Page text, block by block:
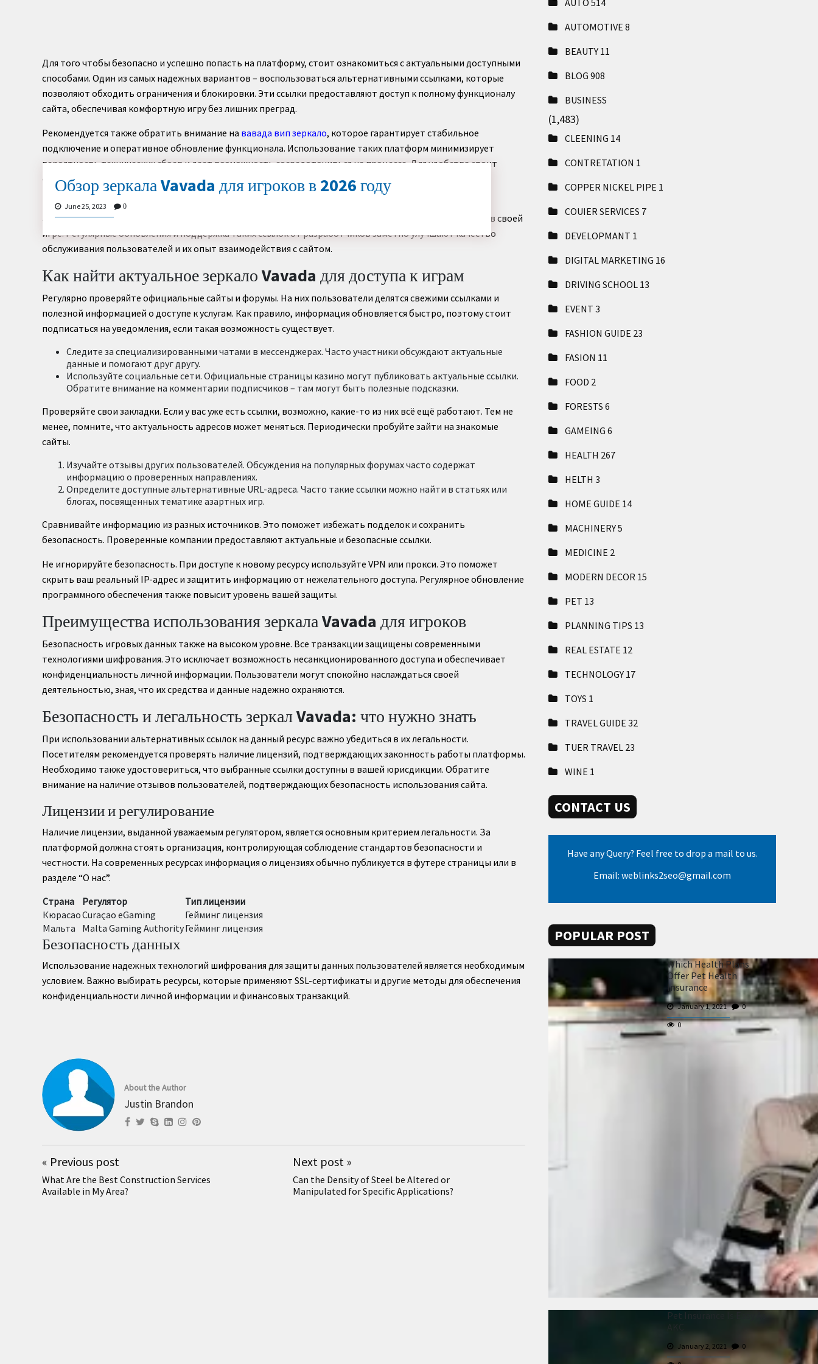
Обзор зеркала Vavada для игроков в 2026 году
June 25, 2023 0
Для того чтобы безопасно и успешно попасть на платформу, стоит ознакомиться с актуальными доступными
способами. Один из самых надежных вариантов – воспользоваться альтернативными ссылками, которые
позволяют обходить ограничения и блокировки. Эти ссылки предоставляют доступ к полному функционалу
сайта, обеспечивая комфортную игру без лишних преград.
Рекомендуется также обратить внимание на вавада вип зеркало, которое гарантирует стабильное
подключение и оперативное обновление функционала. Использование таких платформ минимизирует
вероятность технических сбоев и дает возможность сосредоточиться на процессе. Для удобства стоит
сохранять доступные ссылки на свои устройства, что позволяет избежать задержек при входе.
Проанализировав различные источники информации, можно отметить, что актуальность таких
альтернативных ресурсов продолжает расти. Это особенно важно для тех, кто ценит непрерывность в своей
игре. Регулярные обновления и поддержка таких ссылок от разработчиков заметно улучшают качество
обслуживания пользователей и их опыт взаимодействия с сайтом.
Как найти актуальное зеркало Vavada для доступа к играм
Регулярно проверяйте официальные сайты и форумы. На них пользователи делятся свежими ссылками и
полезной информацией о доступе к услугам. Как правило, информация обновляется быстро, поэтому стоит
подписаться на уведомления, если такая возможность существует.
Следите за специализированными чатами в мессенджерах. Часто участники обсуждают актуальные
данные и помогают друг другу.
Используйте социальные сети. Официальные страницы казино могут публиковать актуальные ссылки.
Обратите внимание на комментарии подписчиков – там могут быть полезные подсказки.
Проверяйте свои закладки. Если у вас уже есть ссылки, возможно, какие-то из них всё ещё работают. Тем не
менее, помните, что актуальность адресов может меняться. Периодически пробуйте зайти на знакомые
сайты.
Изучайте отзывы других пользователей. Обсуждения на популярных форумах часто содержат
информацию о проверенных направлениях.
Определите доступные альтернативные URL-адреса. Часто такие ссылки можно найти в статьях или
блогах, посвященных тематике азартных игр.
Сравнивайте информацию из разных источников. Это поможет избежать подделок и сохранить
безопасность. Проверенные компании предоставляют актуальные и безопасные ссылки.
Не игнорируйте безопасность. При доступе к новому ресурсу используйте VPN или прокси. Это поможет
скрыть ваш реальный IP-адрес и защитить информацию от нежелательного доступа. Регулярное обновление
программного обеспечения также повысит уровень вашей защиты.
Преимущества использования зеркала Vavada для игроков
Безопасность игровых данных также на высоком уровне. Все транзакции защищены современными
технологиями шифрования. Это исключает возможность несанкционированного доступа и обеспечивает
конфиденциальность личной информации. Пользователи могут спокойно наслаждаться своей
деятельностью, зная, что их средства и данные надежно охраняются.
Безопасность и легальность зеркал Vavada: что нужно знать
При использовании альтернативных ссылок на данный ресурс важно убедиться в их легальности.
Посетителям рекомендуется проверять наличие лицензий, подтверждающих законность работы платформы.
Необходимо также удостовериться, что выбранные ссылки доступны в вашей юрисдикции. Обратите
внимание на наличие отзывов пользователей, подтверждающих безопасность использования сайта.
Лицензии и регулирование
Наличие лицензии, выданной уважаемым регулятором, является основным критерием легальности. За
платформой должна стоять организация, контролирующая соблюдение стандартов безопасности и
честности. На современных ресурсах информация о лицензиях обычно публикуется в футере страницы или в
разделе “О нас”.
Страна
Регулятор
Тип лицензии
КюрасаоCuraçao eGaming
Гейминг лицензия
Мальта
Malta Gaming AuthorityГейминг лицензия
Безопасность данных
Использование надежных технологий шифрования для защиты данных пользователей является необходимым
условием. Важно выбирать ресурсы, которые применяют SSL-сертификаты и другие методы для обеспечения
конфиденциальности личной информации и финансовых транзакций.
About the Author
Justin Brandon
« Previous post
What Are the Best Construction Services
Available in My Area?
Next post »
Can the Density of Steel be Altered or
Manipulated for Specific Applications?
AUTO514
AUTOMOTIVE8
BEAUTY 11
BLOG908
BUSINESS
(1,483)
CLEENING 14
CONTRETATION 1
COPPER NICKEL PIPE 1
COUIER SERVICES 7
DEVELOPMANT 1
DIGITAL MARKETING 16
DRIVING SCHOOL 13
EVENT3
FASHION GUIDE 23
FASION 11
FOOD 2
FORESTS6
GAMEING6
HEALTH 267
HELTH3
HOME GUIDE 14
MACHINERY5
MEDICINE 2
MODERN DECOR 15
PET 13
PLANNING TIPS 13
REAL ESTATE 12
TECHNOLOGY 17
TOYS 1
TRAVEL GUIDE32
TUER TRAVEL 23
WINE 1
CONTACT US
Have any Query? Feel free to drop a mail to us.
Email: weblinks2seo@gmail.com
POPULAR POST
Which Health Plans
Offer Pet Health
Insurance
January 1, 2021
0
0
Pet Insurance Is Easy As
January 2, 2021
0